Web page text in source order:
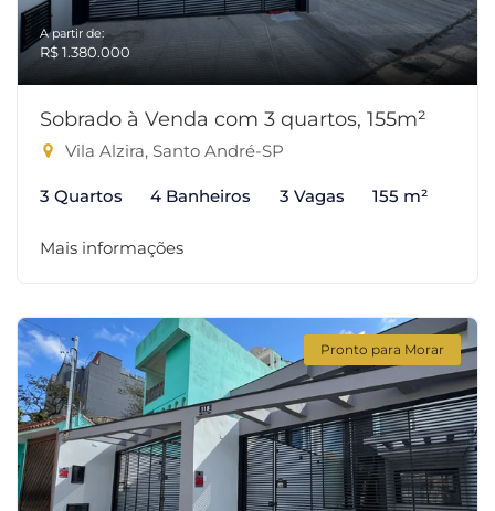
A partir de:
R$ 1.380.000
Sobrado à Venda com 3 quartos, 155m²
Vila Alzira, Santo André-SP
3 Quartos 4 Banheiros 3 Vagas 155 m²
Mais informações
Pronto para Morar